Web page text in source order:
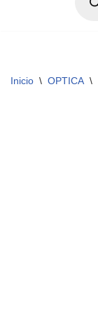
Inicio \ OPTICA \